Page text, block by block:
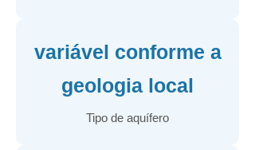
variável conforme a
geologia local
Tipo de aquífero